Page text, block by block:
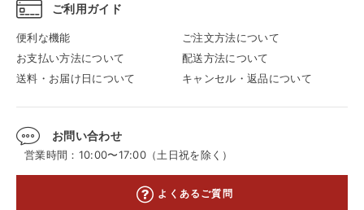
ご利用ガイド
便利な機能
ご注文方法について
お支払い方法について
配送方法について
送料・お届け日について
キャンセル・返品について
お問い合わせ
営業時間：10:00〜17:00（土日祝を除く）
よくあるご質問